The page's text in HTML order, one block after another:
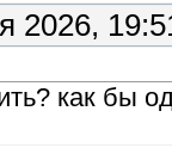
2026,
как бы